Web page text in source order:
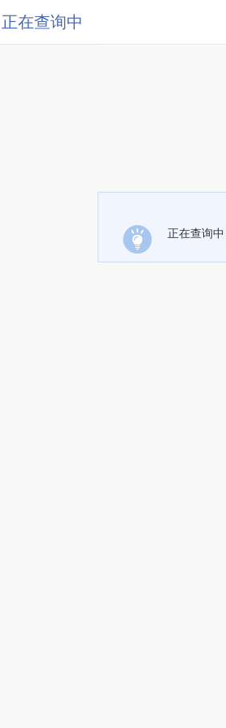
正在查询中
正在查询